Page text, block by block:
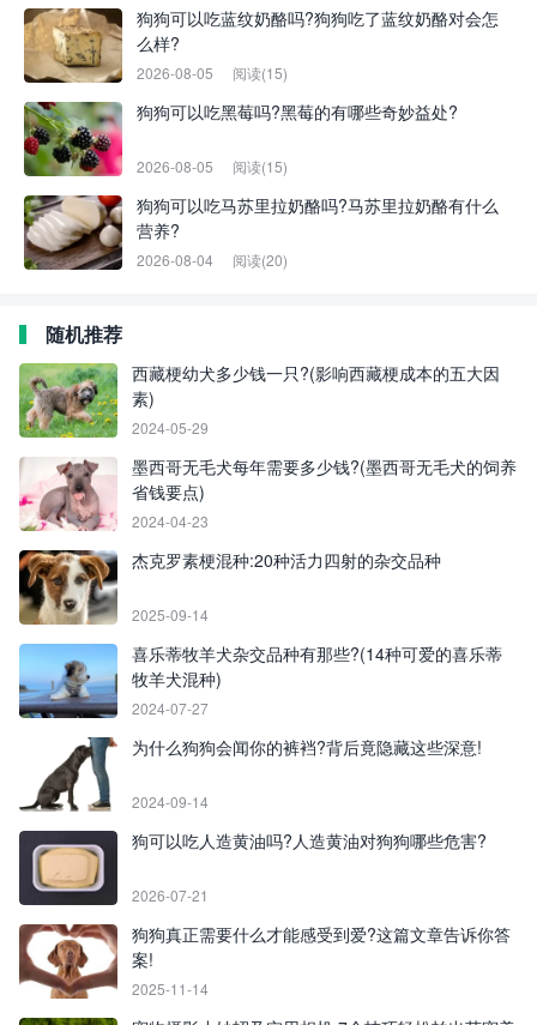
狗狗可以吃蓝纹奶酪吗?狗狗吃了蓝纹奶酪对会怎
么样?
2026-08-05 阅读(15)
狗狗可以吃黑莓吗?黑莓的有哪些奇妙益处?
2026-08-05 阅读(15)
狗狗可以吃马苏里拉奶酪吗?马苏里拉奶酪有什么
营养?
2026-08-04 阅读(20)
随机推荐
西藏梗幼犬多少钱一只?(影响西藏梗成本的五大因
素)
2024-05-29
墨西哥无毛犬每年需要多少钱?(墨西哥无毛犬的饲养
省钱要点)
2024-04-23
杰克罗素梗混种:20种活力四射的杂交品种
2025-09-14
喜乐蒂牧羊犬杂交品种有那些?(14种可爱的喜乐蒂
牧羊犬混种)
2024-07-27
为什么狗狗会闻你的裤裆?背后竟隐藏这些深意!
2024-09-14
狗可以吃人造黄油吗?人造黄油对狗狗哪些危害?
2026-07-21
狗狗真正需要什么才能感受到爱?这篇文章告诉你答
案!
2025-11-14